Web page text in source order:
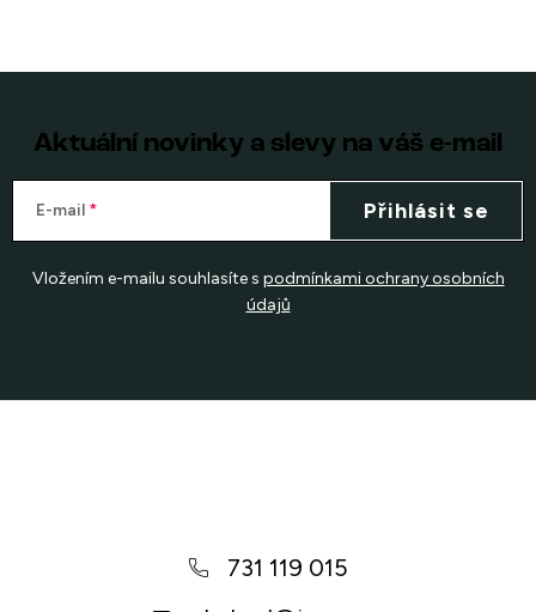
Aktuální novinky a slevy na váš e-mail
E-mail
Vložením e-mailu souhlasíte s podmínkami ochrany osobních
údajů
Přihlásit se
731 119 015